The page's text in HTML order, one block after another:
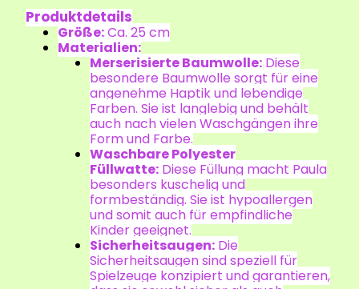
Produktdetails
Größe:Ca. 25 cm
Materialien:
Merserisierte Baumwolle: Diese
besondere Baumwolle sorgt für eine
angenehme Haptik und lebendige
Farben. Sie ist langlebig und behält
auch nach vielen Waschgängen ihre
Form und Farbe.
Waschbare Polyester
Füllwatte: Diese Füllung macht Paula
besonders kuschelig und
formbeständig. Sie ist hypoallergen
und somit auch für empfindliche
Kinder geeignet.
Sicherheitsaugen: Die
Sicherheitsaugen sind speziell für
Spielzeuge konzipiert und garantieren,